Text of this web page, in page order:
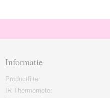
Informatie
Productfilter
IR Thermometer